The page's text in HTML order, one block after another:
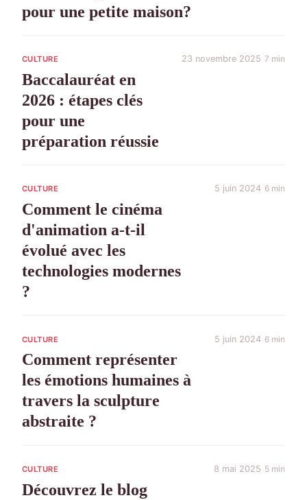
pour une petite maison?
CULTURE
Baccalauréat en
2026 : étapes clés
pour une
préparation réussie
23 novembre 2025 7 min
CULTURE
Comment le cinéma
d'animation a-t-il
évolué avec les
technologies modernes
?
5 juin 2024 6 min
CULTURE
Comment représenter
les émotions humaines à
travers la sculpture
abstraite ?
5 juin 2024 6 min
CULTURE
Découvrez le blog
8 mai 2025 5 min